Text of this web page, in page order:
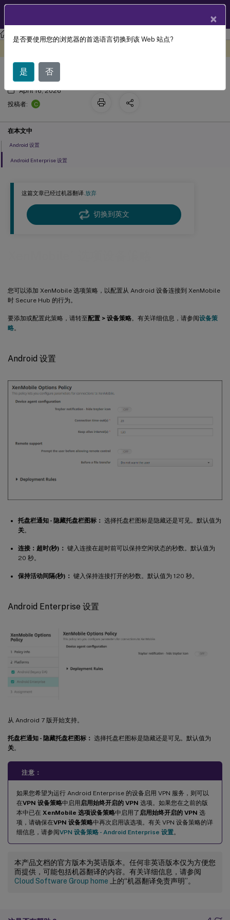
XenMobile Server 当前版本 XenMobile Server
这篇文章已经过机器翻译.放弃
切换到英文
您可以添加 XenMobile 选项策略，以配置从 Android 设备连接到 XenMobile
时 Secure Hub 的行为。
要添加或配置此策略，请转至配置 > 设备策略。有关详细信息，请参阅设备策
略。
Android 设置
托盘栏通知 - 隐藏托盘栏图标： 选择托盘栏图标是隐藏还是可见。默认值为
关。
连接：超时(秒)： 键入连接在超时前可以保持空闲状态的秒数。默认值为
20 秒。
保持活动间隔(秒)： 键入保持连接打开的秒数。默认值为 120 秒。
Android Enterprise 设置
从 Android 7 版开始支持。
托盘栏通知 - 隐藏托盘栏图标： 选择托盘栏图标是隐藏还是可见。默认值为
关。
注意：
如果您希望为运行 Android Enterprise 的设备启用 VPN 服务，则可以
在VPN 设备策略中启用 启用始终开启的 VPN 选项。如果您在之前的版
本中已在 XenMobile 选项设备策略中启用了 启用始终开启的 VPN 选
项，请确保在VPN 设备策略中再次启用该选项。有关 VPN 设备策略的详
细信息，请参阅VPN 设备策略 - Android Enterprise 设置。
本产品文档的官方版本为英语版本。任何非英语版本仅为方便您
而提供，可能包括机器翻译的内容。有关详细信息，请参阅
Cloud Software Group home 上的“机器翻译免责声明”。
XenMobile®选项设备策略
April 16, 2026
投稿者:
C
在本文中
Android 设置
Android Enterprise 设置
×
是否要使用您的浏览器的首选语言切换到该 Web 站点?
是 否